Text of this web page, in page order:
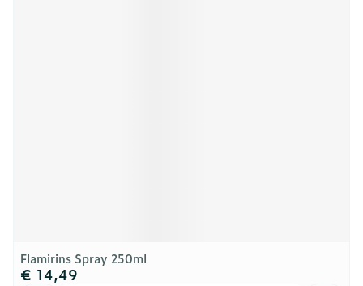
Flamirins Spray 250ml
€ 14,49